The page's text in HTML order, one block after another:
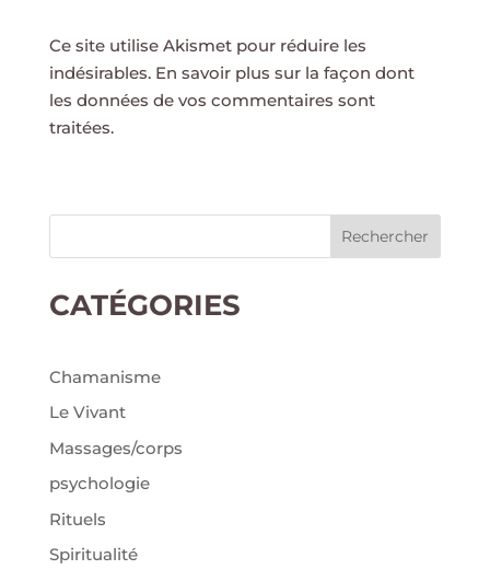
Ce site utilise Akismet pour réduire les
indésirables. En savoir plus sur la façon dont
les données de vos commentaires sont
traitées.
Rechercher
CATÉGORIES
Chamanisme
Le Vivant
Massages/corps
psychologie
Rituels
Spiritualité